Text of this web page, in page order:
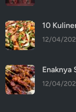
10
12/04/
Enaknya
12/04/